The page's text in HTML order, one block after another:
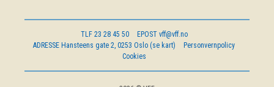
TLF 23 28 45 50 EPOST vff@vff.no
ADRESSE Hansteens gate 2, 0253 Oslo (se kart)
Personvernpolicy
Cookies